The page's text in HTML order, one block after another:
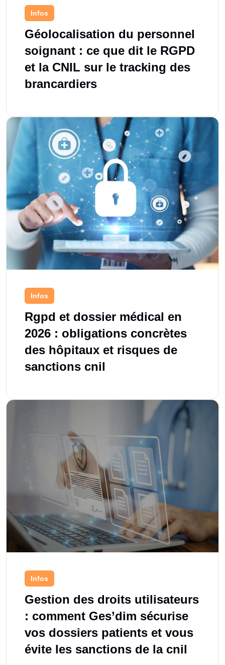
Infos
Géolocalisation du personnel
soignant : ce que dit le RGPD
et la CNIL sur le tracking des
brancardiers
Infos
Rgpd et dossier médical en
2026 : obligations concrètes
des hôpitaux et risques de
sanctions cnil
Infos
Gestion des droits utilisateurs
: comment Ges’dim sécurise
vos dossiers patients et vous
évite les sanctions de la cnil